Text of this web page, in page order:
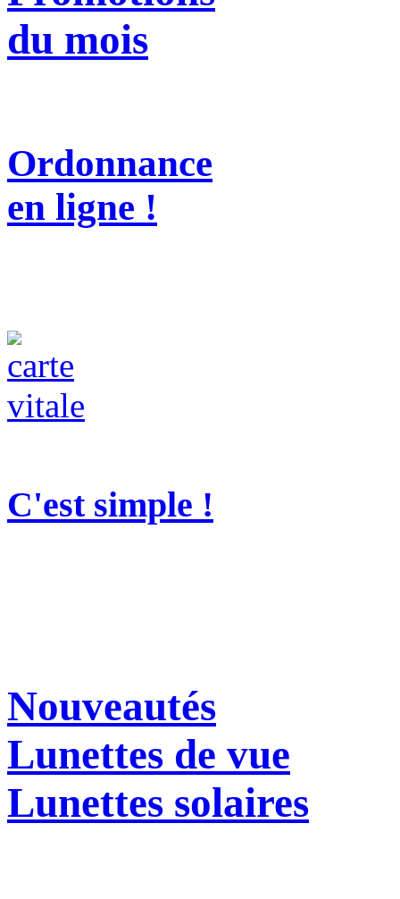
du mois
Ordonnance
en ligne !
C'est simple !
Nouveautés
Lunettes de vue
Lunettes solaires